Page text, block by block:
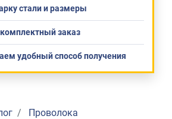
стали и размеры
заказ
удобный способ получения
Проволока